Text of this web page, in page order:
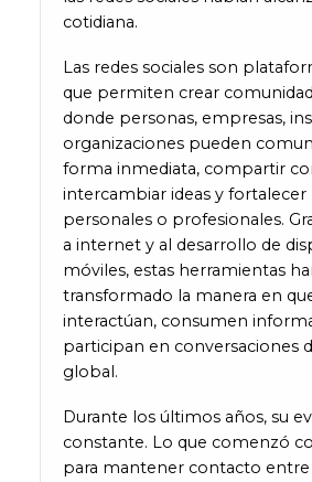
cotidiana.
Las redes sociales son
que permiten crear
donde personas, empresas,
organizaciones pueden
forma inmediata, compartir
intercambiar ideas y fortalecer
personales o profesionales.
a internet y al desarrollo de
móviles, estas herramientas
transformado la manera en
interactúan, consumen
participan en conversaciones
global.
Durante los últimos años, su
constante. Lo que comenzó
para mantener contacto entre